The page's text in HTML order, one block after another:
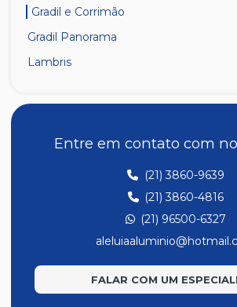
Gradil e Corrimão
Gradil Panorama
Lambris
Linha 25
Linha de Temperado
Linha de Temperado Leve
Linha Móveis
Linha Suprema
Entre em contato com
(21) 3860-9639
(21) 3860-4816
(21) 96500-6327
FALAR COM UM